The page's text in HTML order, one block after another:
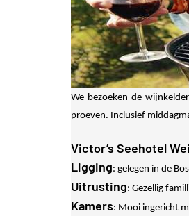
We bezoeken de
proeven. Inclusief
Victor’s Seehotel
Ligging: gelegen in de
Uitrusting: Gezellig
Kamers: Mooi ingericht